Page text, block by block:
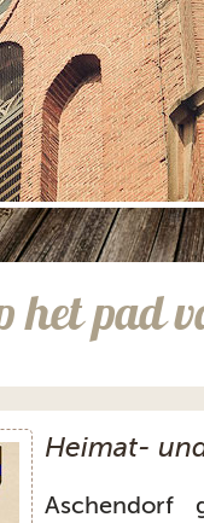
het pad
Heimat-
Aschendorf